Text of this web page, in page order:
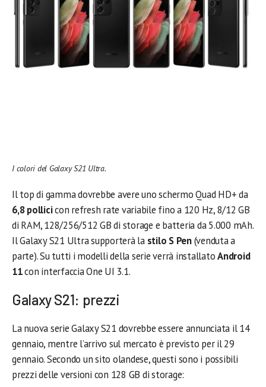
I colori del Galaxy S21 Ultra.
Il top di gamma dovrebbe avere uno schermo Quad HD+ da
6,8 pollicicon refresh rate variabile fino a 120 Hz, 8/12 GB
di RAM, 128/256/512 GB di storage e batteria da 5.000 mAh.
Il Galaxy S21 Ultra supporterà la stilo S Pen(venduta a
parte). Su tutti i modelli della serie verrà installatoAndroid
11con interfaccia One UI 3.1.
Galaxy S21: prezzi
La nuova serie Galaxy S21 dovrebbe essere annunciata il 14
gennaio, mentre l’arrivo sul mercato è previsto per il 29
gennaio. Secondo un sito olandese, questi sono i possibili
prezzi delle versioni con 128 GB di storage: